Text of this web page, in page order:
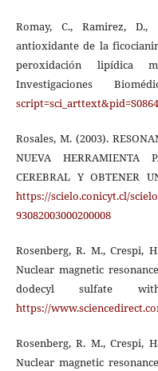
Romay, C., Ramirez,
antioxidante de la
peroxidación lipídica
Investigaciones
Rosales, M. (2003).
NUEVA HERRAMIENTA
CEREBRAL Y OBTENER
https://scielo.conicyt.cl/
93082003000200008
Rosenberg, R. M., Crespi,
Nuclear magnetic
dodecyl sulfate with
https://
Rosenberg, R. M., Crespi,
Nuclear magnetic